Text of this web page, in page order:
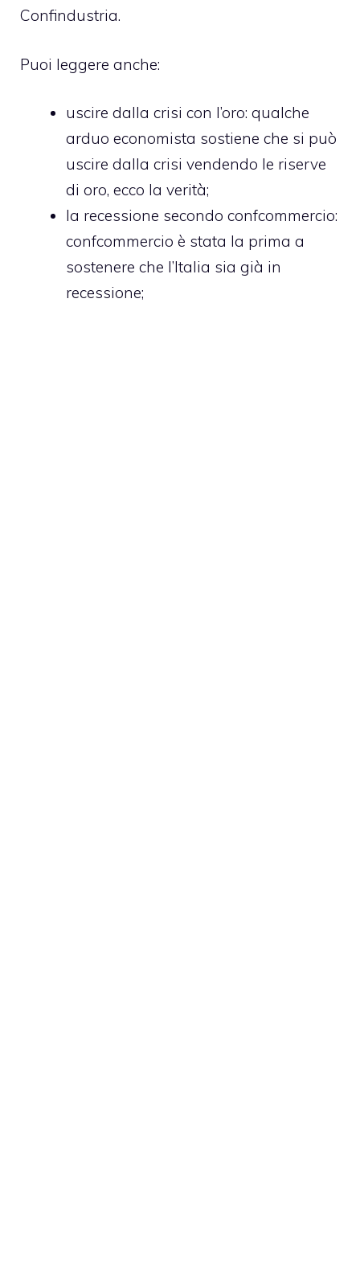
Confindustria.
Puoi leggere anche:
uscire dalla crisi con l’oro: qualche
arduo economista sostiene che si può
uscire dalla crisi vendendo le riserve
di oro, ecco la verità;
la recessione secondo confcommercio:
confcommercio è stata la prima a
sostenere che l’Italia sia già in
recessione;